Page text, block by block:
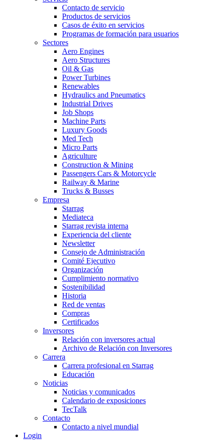
Contacto de servicio
Productos de servicios
Casos de éxito en servicios
Programas de formación para usuarios
Sectores
Aero Engines
Aero Structures
Oil & Gas
Power Turbines
Renewables
Hydraulics and Pneumatics
Industrial Drives
Job Shops
Machine Parts
Luxury Goods
Med Tech
Micro Parts
Agriculture
Construction & Mining
Passengers Cars & Motorcycle
Railway & Marine
Trucks & Busses
Empresa
Starrag
Mediateca
Starrag revista interna
Experiencia del cliente
Newsletter
Consejo de Administración
Comité Ejecutivo
Organización
Cumplimiento normativo
Sostenibilidad
Historia
Red de ventas
Compras
Certificados
Inversores
Relación con inversores actual
Archivo de Relación con Inversores
Carrera
Carrera profesional en Starrag
Educación
Noticias
Noticias y comunicados
Calendario de exposiciones
TecTalk
Contacto
Contacto a nivel mundial
Login